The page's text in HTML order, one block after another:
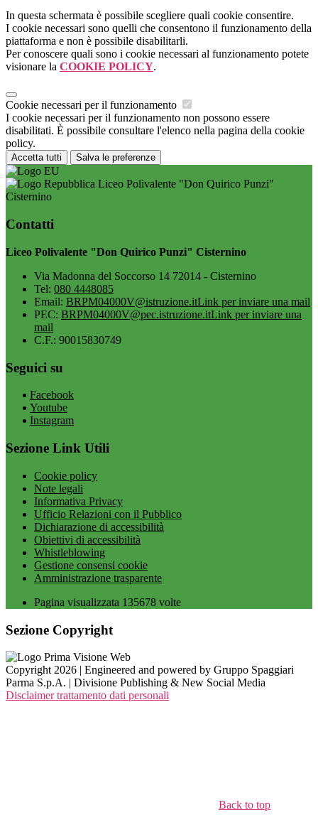
In questa schermata è possibile scegliere quali cookie consentire.
I cookie necessari sono quelli che consentono il funzionamento della
piattaforma e non è possibile disabilitarli.
Per conoscere quali sono i cookie necessari al funzionamento potete
visionare la COOKIE POLICY.
Cookie necessari per il funzionamento
I cookie necessari per il funzionamento non possono essere
disabilitati. È possibile consultare l'elenco nella pagina della cookie
policy.
Accetta tutti Salva le preferenze
Liceo Polivalente "Don Quirico Punzi"
Cisternino
Contatti
Liceo Polivalente "Don Quirico Punzi" Cisternino
Via Madonna del Soccorso 14 72014 - Cisternino
Tel: 080 4448085
Email: BRPM04000V@istruzione.itLink per inviare una mail
PEC: BRPM04000V@pec.istruzione.itLink per inviare una
mail
C.F.: 90015830749
Seguici su
Facebook
Youtube
Instagram
Sezione Link Utili
Cookie policy
Note legali
Informativa Privacy
Ufficio Relazioni con il Pubblico
Dichiarazione di accessibilità
Obiettivi di accessibilità
Whistleblowing
Gestione consensi cookie
Amministrazione trasparente
Pagina visualizzata 135678 volte
Sezione Copyright
Copyright 2026 | Engineered and powered by Gruppo Spaggiari
Parma S.p.A. | Divisione Publishing & New Social Media
Disclaimer trattamento dati personali
Back to top